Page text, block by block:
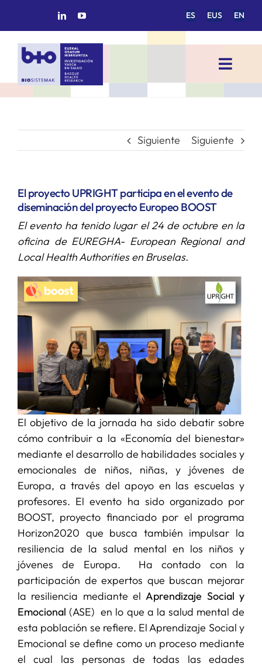
ES EUS EN
Toggle
INICIO
GRUPOS DE INVESTIGACIÓN
PROYECTOS/COLABORACIONES
SERVICIOS
APOYO I+D+I
NOTICIAS
Siguiente Siguiente
El proyecto UPRIGHT participa en el evento de
diseminación del proyecto Europeo BOOST
El evento ha tenido lugar el 24 de octubre en la
oficina de EUREGHA- European Regional and
Local Health Authorities en Bruselas.
El objetivo de la jornada ha sido debatir sobre
cómo contribuir a la «Economía del bienestar»
mediante el desarrollo de habilidades sociales y
emocionales de niños, niñas, y jóvenes de
Europa, a través del apoyo en las escuelas y
profesores. El evento ha sido organizado por
BOOST, proyecto financiado por el programa
Horizon2020 que busca también impulsar la
resiliencia de la salud mental en los niños y
jóvenes de Europa. Ha contado con la
participación de expertos que buscan mejorar
la resiliencia mediante elAprendizaje Social y
Emocional (ASE) en lo que a la salud mental de
esta población se refiere. El Aprendizaje Social y
Emocional se define como un proceso mediante
el cual las personas de todas las edades